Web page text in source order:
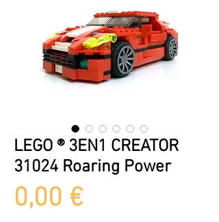
LEGO ® 3EN1 CREATOR
31024 Roaring Power
0,00 €Prix